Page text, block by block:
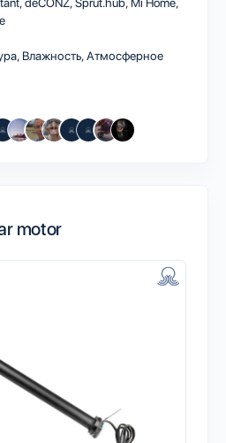
deCONZSprut.hub Mi Home
Влажность, Атмосферное
motor